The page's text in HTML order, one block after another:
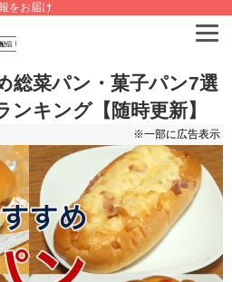
をお届け
総菜パン・菓子パン7選
ンキング【随時更新】
※一部に広告表示